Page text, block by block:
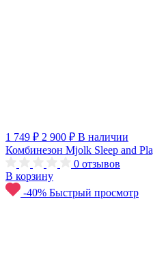
1 749 ₽ 2 900 ₽ В наличии
Комбинезон Mjolk Sleep and
0 отзывов
В корзину
-40% Быстрый просмотр